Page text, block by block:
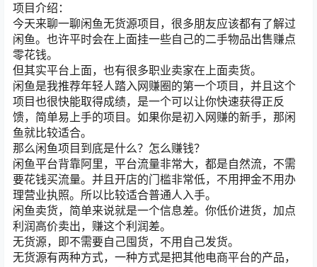
项目介绍：
今天来聊一聊闲鱼无货源项目，很多朋友应该都有了解过
闲鱼。也许平时会在上面挂一些自己的二手物品出售赚点
零花钱。
但其实平台上面，也有很多职业卖家在上面卖货。
闲鱼是我推荐年轻人踏入网赚圈的第一个项目，并且这个
项目也很快能取得成绩，是一个可以让你快速获得正反
馈，简单易上手的项目。如果你是初入网赚的新手，那闲
鱼就比较适合。
那么闲鱼项目到底是什么？怎么赚钱？
闲鱼平台背靠阿里，平台流量非常大，都是自然流，不需
要花钱买流量。并且开店的门槛非常低，不用押金不用办
理营业执照。所以比较适合普通人入手。
闲鱼卖货，简单来说就是一个信息差。你低价进货，加点
利润高价卖出，赚这个利润差。
无货源，即不需要自己囤货，不用自己发货。
无货源有两种方式，一种方式是把其他电商平台的产品，